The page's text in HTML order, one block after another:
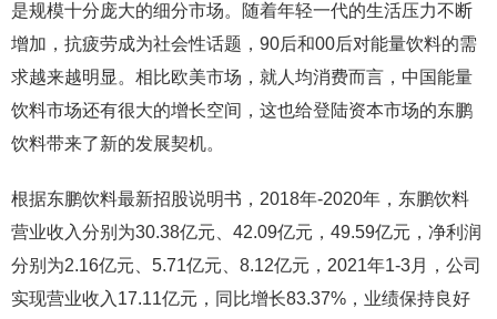
是规模十分庞大的细分市场。随着年轻一代的生活压力不断
增加，抗疲劳成为社会性话题，90后和00后对能量饮料的需
求越来越明显。相比欧美市场，就人均消费而言，中国能量
饮料市场还有很大的增长空间，这也给登陆资本市场的东鹏
饮料带来了新的发展契机。
根据东鹏饮料最新招股说明书，2018年-2020年，东鹏饮料
营业收入分别为30.38亿元、42.09亿元，49.59亿元，净利润
分别为2.16亿元、5.71亿元、8.12亿元，2021年1-3月，公司
实现营业收入17.11亿元，同比增长83.37%，业绩保持良好